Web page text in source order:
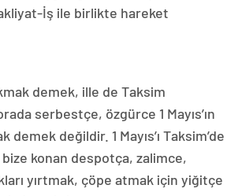
İş ile birlikte hareket
demek, ille de Taksim
serbestçe, özgürce 1 Mayıs’ın
demek değildir. 1 Mayıs’ı Taksim’de
konan despotça, zalimce,
yırtmak, çöpe atmak için yiğitçe